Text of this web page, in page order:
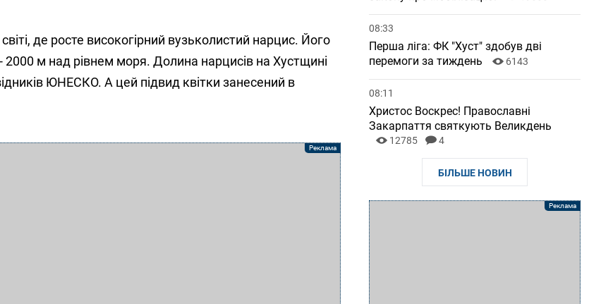
де росте високогірний вузьколистий нарцис. Його
2000 м над рівнем моря. Долина нарцисів на Хустщині
ЮНЕСКО. А цей підвид квітки занесений в
08:33
Перша ліга: ФК "Хуст" здобув дві
перемоги за тиждень
6143
08:11
Христос Воскрес! Православні
Закарпаття святкують Великдень
12785 4
БІЛЬШЕ НОВИН